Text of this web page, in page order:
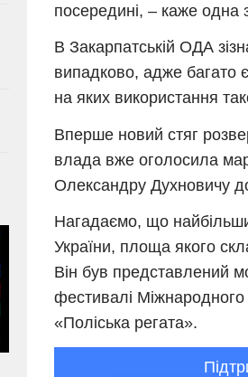
посередині, – каже одна
В Закарпатській ОДА
випадково, адже багато
на яких використання
Вперше новий стяг
влада вже оголосила
Олександру Духновичу
Нагадаємо, що
України, площа якого
Він був представлений
фестивалі
«Поліська регата».